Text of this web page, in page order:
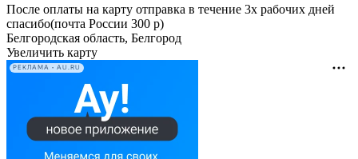
После оплаты на карту отправка в течение 3х рабочих дней
спасибо(почта России 300 р)
Белгородская область, Белгород
Увеличить карту
РЕКЛАМА • AU.RU